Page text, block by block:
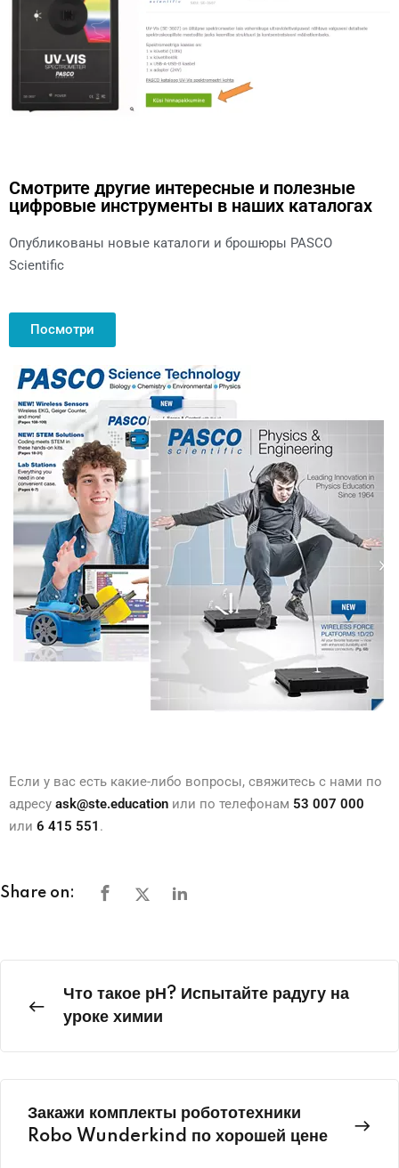
Смотрите другие интересные и полезные
цифровые инструменты в наших каталогах
Опубликованы новые каталоги и брошюры PASCO
Scientific
Посмотри
Если у вас есть какие-либо вопросы, свяжитесь с нами по
адресу ask@ste.education или по телефонам 53 007 000
или 6 415 551 .
Share on:
Что такое рН? Испытайте радугу на
уроке химии
Закажи комплекты робототехники
Robo Wunderkind по хорошей цене